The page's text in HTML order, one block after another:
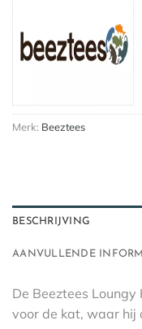
Merk: Beeztees
BESCHRIJVING
AANVULLENDE
De Beeztees
voor de kat, waar hij